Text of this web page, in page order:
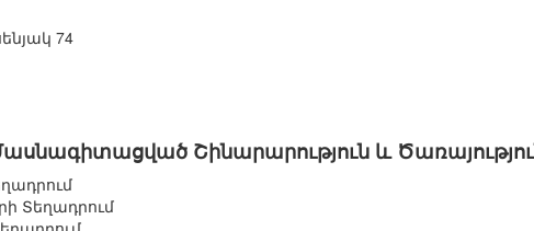
74
Շինարարություն և
Տեղադրում